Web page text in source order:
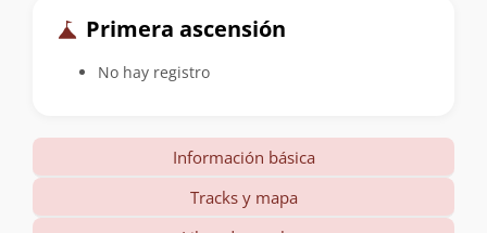
Primera ascensión
No hay registro
Información básica
Tracks y mapa